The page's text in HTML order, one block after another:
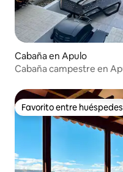
Cabaña en Apulo
Cabaña campestre en
Favorito entre huéspedes
Favorito entre huéspedes